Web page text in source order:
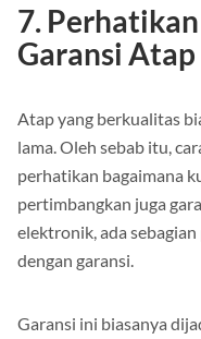
7.
Garansi Atap
Atap yang berkualitas
lama. Oleh sebab itu,
perhatikan bagaimana
pertimbangkan juga
elektronik, ada
dengan garansi.
Garansi ini biasanya